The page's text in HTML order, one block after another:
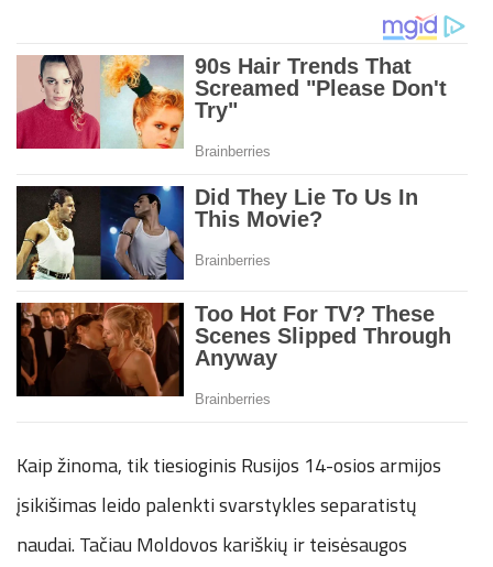
Kaip žinoma, tik tiesioginis Rusijos 14-osios armijos
įsikišimas leido palenkti svarstykles separatistų
naudai. Tačiau Moldovos kariškių ir teisėsaugos